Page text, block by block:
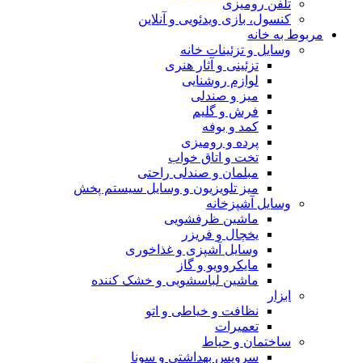
تلفن رومیزی
کنسول، بازی‌ ویدئویی و آنلاین
مربوط به خانه
وسایل و تزئینات خانه
تزئینی و آثار هنری
لوازم روشنایی
میز و صندلی
فرش و گلیم
کمد و بوفه
پرده و رومیزی
تخت و اتاق خواب
مبلمان و صندلی راحتی
میز تلویزیون و وسایل سیستم پخش
وسایل آشپزخانه
ماشین ظرفشویی
یخچال و فریزر
وسایل آشپزی و غذاخوری
مایکروویو و گاز
ماشین لباسشویی و خشک کننده
ابزار
نظافت و خیاطی و اتو
تعمیرات
ساختمان و حیاط
سرویس بهداشتی و سونا